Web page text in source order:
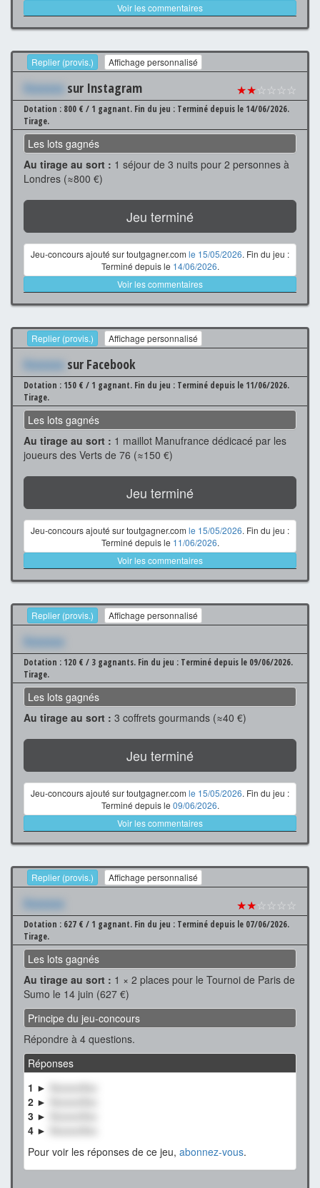
Voir les commentaires
Replier (provis.) Affichage personnalisé
Xxxxxxx sur Instagram ★★☆☆☆☆
Dotation : 800 € / 1 gagnant. Fin du jeu : Terminé depuis le 14/06/2026.
Tirage.
Les lots gagnés
Au tirage au sort : 1 séjour de 3 nuits pour 2 personnes à
Londres (≈800 €)
Jeu terminé
Jeu-concours ajouté sur toutgagner.com le 15/05/2026. Fin du jeu :
Terminé depuis le 14/06/2026.
Voir les commentaires
Replier (provis.) Affichage personnalisé
Xxxxxxx sur Facebook
Dotation : 150 € / 1 gagnant. Fin du jeu : Terminé depuis le 11/06/2026.
Tirage.
Les lots gagnés
Au tirage au sort : 1 maillot Manufrance dédicacé par les
joueurs des Verts de 76 (≈150 €)
Jeu terminé
Jeu-concours ajouté sur toutgagner.com le 15/05/2026. Fin du jeu :
Terminé depuis le 11/06/2026.
Voir les commentaires
Replier (provis.) Affichage personnalisé
Xxxxxxx
Dotation : 120 € / 3 gagnants. Fin du jeu : Terminé depuis le 09/06/2026.
Tirage.
Les lots gagnés
Au tirage au sort : 3 coffrets gourmands (≈40 €)
Jeu terminé
Jeu-concours ajouté sur toutgagner.com le 15/05/2026. Fin du jeu :
Terminé depuis le 09/06/2026.
Voir les commentaires
Replier (provis.) Affichage personnalisé
Xxxxxxx ★★☆☆☆☆
Dotation : 627 € / 1 gagnant. Fin du jeu : Terminé depuis le 07/06/2026.
Tirage.
Les lots gagnés
Au tirage au sort : 1 × 2 places pour le Tournoi de Paris de
Sumo le 14 juin (627 €)
Principe du jeu-concours
Répondre à 4 questions.
Réponses
1 ►
XxxxxxXxx
2 ►
3 ►
4 ►
Pour voir les réponses de ce jeu, abonnez-vous.